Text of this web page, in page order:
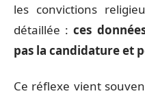
les convictions
détaillée :ces
pas la candidature et
Ce réflexe vient